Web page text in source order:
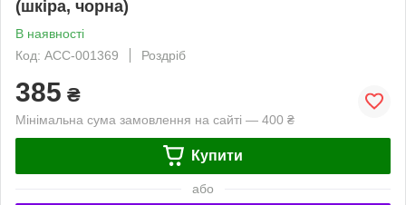
(шкіра, чорна)
В наявності
Код: ACC-001369
Роздріб
385 ₴
Мінімальна сума замовлення на сайті — 400 ₴
Купити
або